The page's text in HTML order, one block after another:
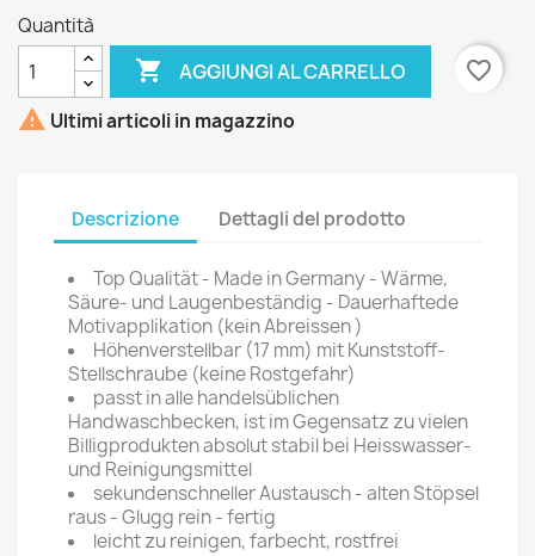
Quantità
 AGGIUNGI AL CARRELLO
favorite_border
 Ultimi articoli in magazzino
Descrizione Dettagli del prodotto
Top Qualität - Made in Germany - Wärme,
Säure- und Laugenbeständig - Dauerhaftede
Motivapplikation (kein Abreissen )
Höhenverstellbar (17 mm) mit Kunststoff-
Stellschraube (keine Rostgefahr)
passt in alle handelsüblichen
Handwaschbecken, ist im Gegensatz zu vielen
Billigprodukten absolut stabil bei Heisswasser-
und Reinigungsmittel
sekundenschneller Austausch - alten Stöpsel
raus - Glugg rein - fertig
leicht zu reinigen, farbecht, rostfrei